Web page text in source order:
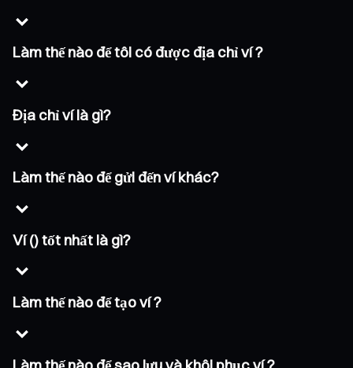
Làm thế nào để tôi có được địa chỉ ví ?
Địa chỉ ví là gì?
Làm thế nào để gửi đến ví khác?
Ví () tốt nhất là gì?
Làm thế nào để tạo ví ?